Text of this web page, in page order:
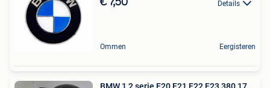
€ 7,50 Details
Ommen Eergisteren